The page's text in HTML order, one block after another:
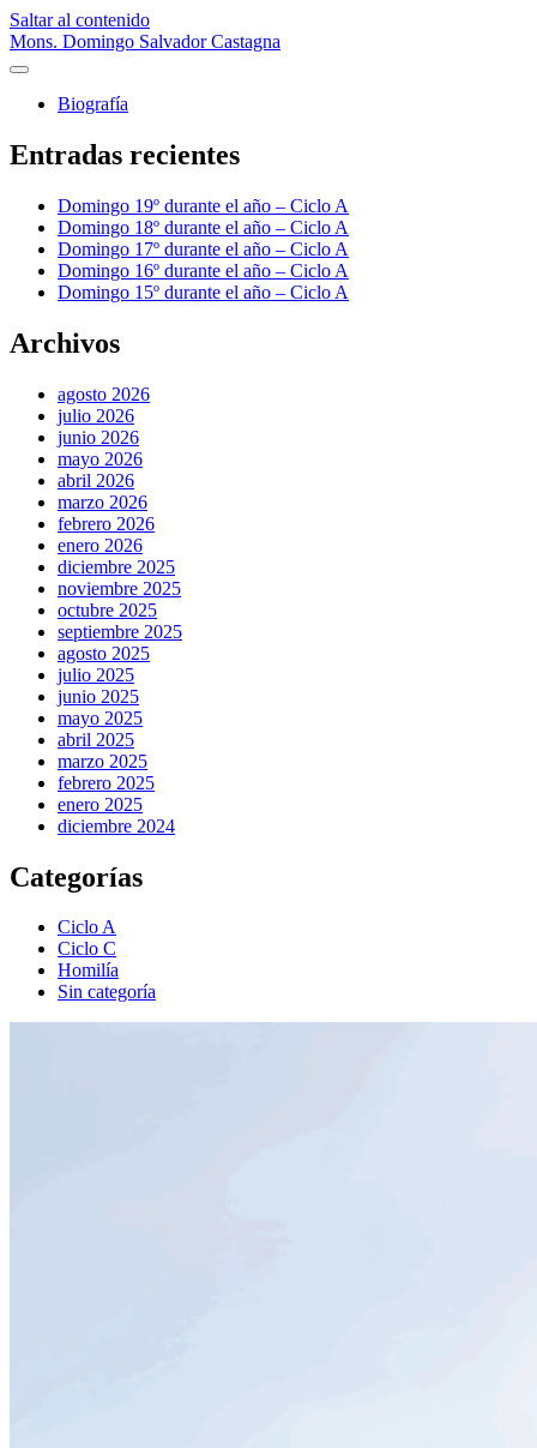
Saltar al contenido
Mons. Domingo Salvador Castagna
abrir
principalBiografía
Barra
Entradas recientes
Domingo 19º durante el año – Ciclo A
Domingo 18º durante el año – Ciclo A
Domingo 17º durante el año – Ciclo A
Domingo 16º durante el año – Ciclo A
Domingo 15º durante el año – Ciclo A
Archivos
agosto 2026
julio 2026
junio 2026
mayo 2026
abril 2026
marzo 2026
febrero 2026
enero 2026
diciembre 2025
noviembre 2025
octubre 2025
septiembre 2025
agosto 2025
julio 2025
junio 2025
mayo 2025
abril 2025
marzo 2025
febrero 2025
enero 2025
diciembre 2024
Categorías
Ciclo A
Ciclo C
Homilía
Sin categoría